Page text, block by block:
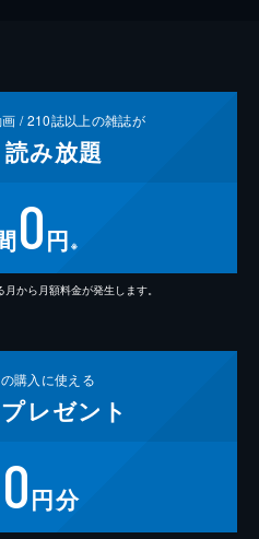
/210誌以上の雑誌が
読み放題
0円 ※
から月額料金が発生します。
購入に使える
プレゼント
円分